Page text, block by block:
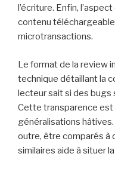
l’écriture. Enfin,
contenu
microtransactions.
Le format de la review
technique détaillant la
lecteur sait si des bugs
Cette transparence est
généralisations
outre, être comparés à
similaires aide à situer